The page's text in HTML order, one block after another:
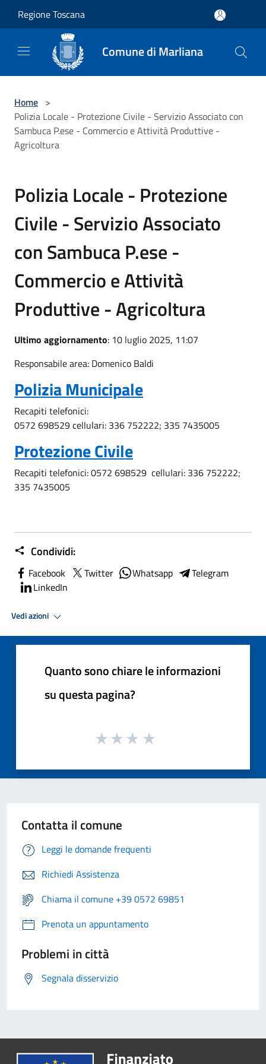
Regione Toscana
Comune di Marliana
Home >
Polizia Locale - Protezione Civile - Servizio Associato con
Sambuca P.ese - Commercio e Attività Produttive -
Agricoltura
Polizia Locale - Protezione
Civile - Servizio Associato
con Sambuca P.ese -
Commercio e Attività
Produttive - Agricoltura
Ultimo aggiornamento: 10 luglio 2025, 11:07
Responsabile area: Domenico Baldi
Polizia Municipale
Recapiti telefonici:
0572 698529 cellulari: 336 752222; 335 7435005
Protezione Civile
Recapiti telefonici: 0572 698529 cellulari: 336 752222;
335 7435005
Condividi:
Facebook Twitter Whatsapp
Telegram
LinkedIn
Vedi azioni
Quanto sono chiare le informazioni
su questa pagina?
Contatta il comune
Leggi le domande frequenti
Richiedi Assistenza
Chiama il comune +39 0572 69851
Prenota un appuntamento
Problemi in città
Segnala disservizio